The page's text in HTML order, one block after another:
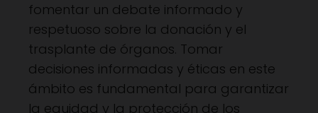
fomentar un debate informado y
respetuoso sobre la donación y el
trasplante de órganos. Tomar
decisiones informadas y éticas en este
ámbito es fundamental para garantizar
la equidad y la protección de los